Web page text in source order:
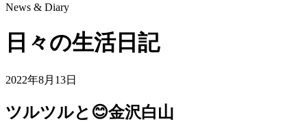
News & Diary
日々の生活日記
2022年8月13日
ツルツルと😊金沢白山